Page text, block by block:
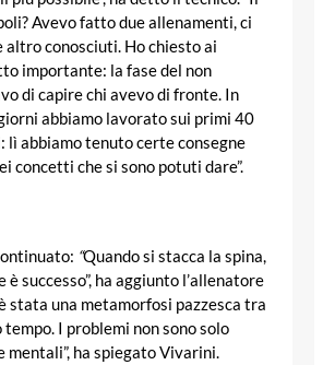
Avevo fatto due allenamenti, ci
altro conosciuti. Ho chiesto ai
importante: la fase del non
di capire chi avevo di fronte. In
abbiamo lavorato sui primi 40
lì abbiamo tenuto certe consegne
concetti che si sono potuti dare”.
“Quando si stacca la spina,
è successo”, ha aggiunto l’allenatore
stata una metamorfosi pazzesca tra
tempo. I problemi non sono solo
mentali”, ha spiegato Vivarini.